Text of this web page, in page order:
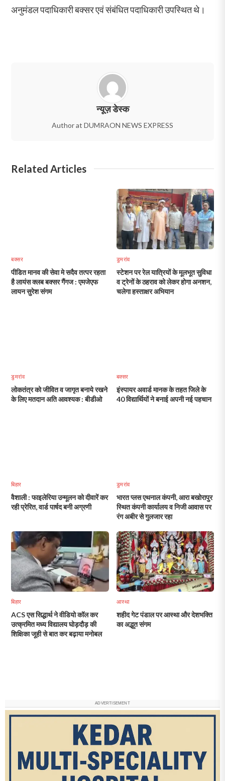
अनुमंडल पदाधिकारी बक्सर एवं संबंधित पदाधिकारी उपस्थित थे।
न्यूज़ डेस्क
Author at DUMRAON NEWS EXPRESS
Related Articles
बक्सर
पीडित मानव की सेवा मे सदैव तत्पर रहता
है लायंस क्लब बक्सर गैंगज : एमजेएफ
लायन सुरेश संगम
डुमरांव
स्टेशन पर रेल यात्रियों के मूलभूत सुविधा
व ट्रेनों के ठहराव को लेकर होगा अनशन,
चलेगा हस्ताक्षर अभियान
डुमरांव
लोकतंत्र को जीवित व जागृत बनाये रखने
के लिए मतदान अति आवश्यक : बीडीओ
बक्सर
इंस्पायर अवार्ड मानक के तहत जिले के
40 विद्यार्थियों ने बनाई अपनी नई पहचान
बिहार
वैशाली : फाइलेरिया उन्मूलन को दीवारें कर
रही प्रेरित, वार्ड पार्षद बनी अग्रणी
डुमरांव
भारत प्लस एथनाल कंपनी, आरा बखोरापुर
स्थित कंपनी कार्यालय व निजी आवास पर
रंग अबीर से गुलजार रहा
बिहार
ACS एस सिद्धार्थ ने वीडियो कॉल कर
उत्क्रमित मध्य विद्यालय घोड़दौड़ की
शिक्षिका जूही से बात कर बढ़ाया मनोबल
आस्था
शहीद गेट पंडाल पर आस्था और देशभक्ति
का अद्भुत संगम
ADVERTISEMENT